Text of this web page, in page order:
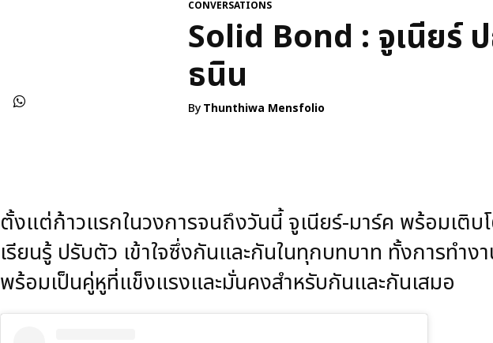
CONVERSATIONS
Solid Bond : จูเนียร์
ธนิน
ByThunthiwa Mensfolio
ตั้งแต่ก้าวแรกในวงการจนถึงวันนี้ จูเนียร์-มาร์ค พร้อมเติบ
เรียนรู้ ปรับตัว เข้าใจซึ่งกันและกันในทุกบทบาท ทั้งการทำง
พร้อมเป็นคู่หูที่แข็งแรงและมั่นคงสำหรับกันและกันเสมอ